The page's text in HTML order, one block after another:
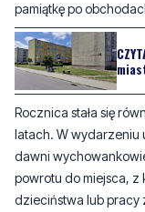
Rocznica stała się
latach. W wydarzeniu
dawni
powrotu do miejsca, z
dzieciństwa lub pracy
Po części oficjalnej
uczestników. Nie